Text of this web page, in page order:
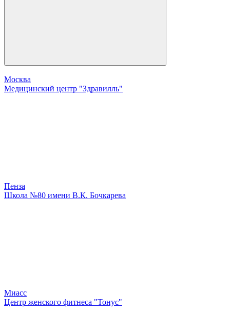
Москва
Медицинский центр "Здравилль"
Пенза
Школа №80 имени В.К. Бочкарева
Миасс
Центр женского фитнеса "Тонус"